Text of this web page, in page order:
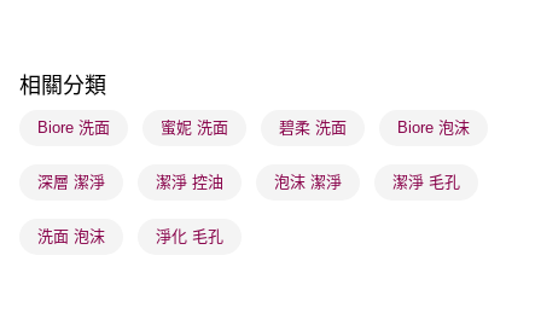
每筆HK$65.00，滿HK$300.00或以上免運費
確認發貨後1-3 工作天送達，訂單將隨機分配至SF順豐速運或京東
每筆HK$65.00，滿HK$300.00或以上免運費
相關分類
Biore 洗面 蜜妮 洗面 碧柔 洗面 Biore 泡沫
深層 潔淨 潔淨 控油 泡沫 潔淨 潔淨 毛孔
洗面 泡沫 淨化 毛孔